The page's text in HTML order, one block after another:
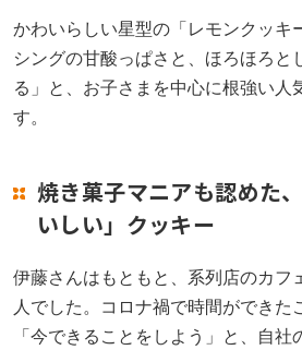
かわいらしい星型の「レモンクッキ
シングの甘酸っぱさと、ほろほろと
る」と、お子さまを中心に根強い人
す。
焼き菓子マニアも認めた
いしい」クッキー
伊藤さんはもともと、系列店のカフ
人でした。コロナ禍で時間ができた
「今できることをしよう」と、自社